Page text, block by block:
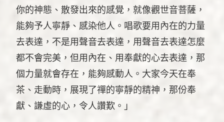
你的神態、散發出來的感覺，就像觀世音菩薩，
能夠予人寧靜、感染他人。唱歌要用內在的力量
去表達，不是用聲音去表達，用聲音去表達怎麼
都不會完美，但用內在、用奉獻的心去表達，那
個力量就會存在，能夠感動人。大家今天在奉
茶、走動時，展現了禪的寧靜的精神，那份奉
獻、謙虛的心，令人讚歎。」